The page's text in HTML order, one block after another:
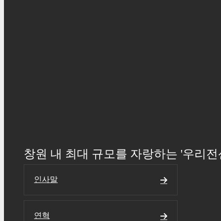
창원 내 최대 규모를 자랑하는 '우리
인사말
연혁